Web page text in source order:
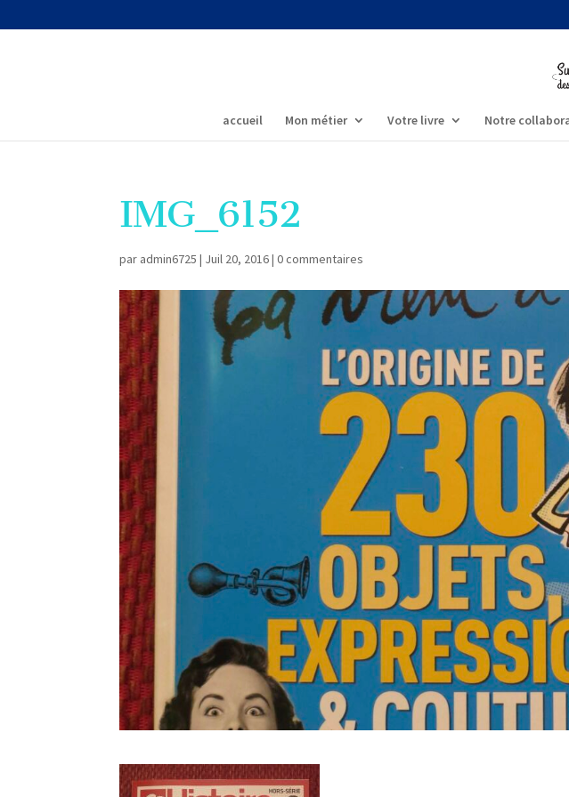
accueil Mon métier Votre livre Notre
IMG_6152
par admin6725 | Juil 20, 2016|0 commentaires